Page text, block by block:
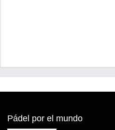
Pádel por el mundo